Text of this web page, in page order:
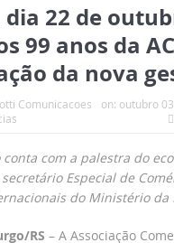
dia 22 de
99 anos da
da nova
Comunicacoes on: outubro
conta com a palestra do
secretário Especial de
do Ministério da
RS – A Associação